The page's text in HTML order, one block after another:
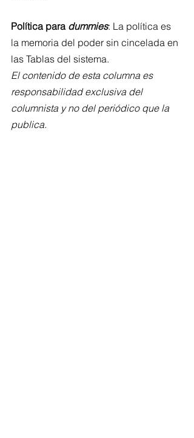
Política para dummies: La política es
la memoria del poder sin cincelada en
las Tablas del sistema.
El contenido de esta columna es
responsabilidad exclusiva del
columnista y no del periódico que la
publica.